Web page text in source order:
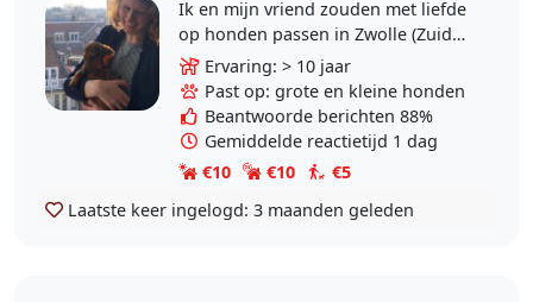
Ik en mijn vriend zouden met liefde
op honden passen in Zwolle (Zuid)
zodra we klaar zijn met de
renovatie van ons nieuwe huis (mid
augustus 2026).
Ervaring: > 10 jaar
Past op: grote en kleine honden
Beantwoorde berichten 88%
Gemiddelde reactietijd 1 dag
€10
€10
€5
Laatste keer ingelogd: 3 maanden geleden